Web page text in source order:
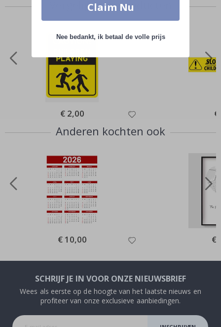
Vergelijkbare producten
Special
Price
€ 2,00
Anderen kochten ook
Special
Price
€ 10,00 €
SCHRIJF JE IN VOOR ONZE NIEUWSBRIEF
Wees als eerste op de hoogte van het laatste nieuws en
profiteer van onze exclusieve aanbiedingen.
Claim Nu
Nee bedankt, ik betaal de volle prijs